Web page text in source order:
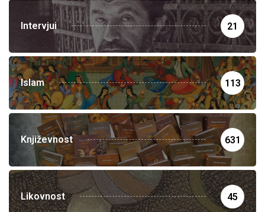
Intervjui 21
Islam 113
Književnost 631
Likovnost 45